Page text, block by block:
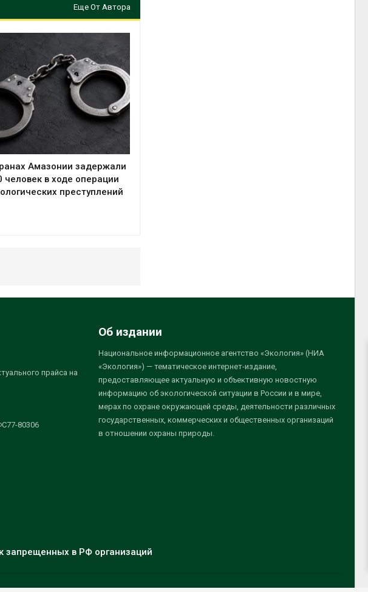
Еще От Автора
Амазонии задержали
человек в ходе операции
преступлений
прайса на
80306
Об издании
Национальное информационное агентство «Экология» (НИА
«Экология») — тематическое интернет-издание,
предоставляющее актуальную и объективную новостную
информацию об экологической ситуации в России и в мире,
мерах по охране окружающей среды, деятельности различных
государственных, коммерческих и общественных организаций
в отношении охраны природы.
запрещенных в РФ организаций